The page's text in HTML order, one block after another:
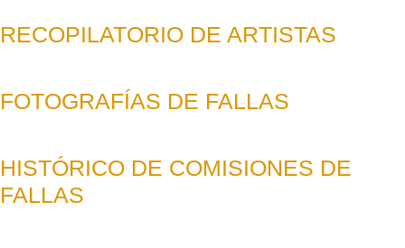
RECOPILATORIO DE ARTISTAS
FOTOGRAFÍAS DE FALLAS
HISTÓRICO DE COMISIONES DE
FALLAS